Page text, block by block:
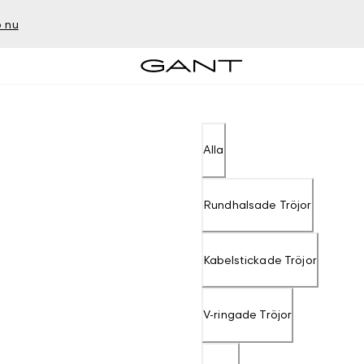
nu
Alla
Rundhalsade Tröjor
Kabelstickade Tröjor
V-ringade Tröjor